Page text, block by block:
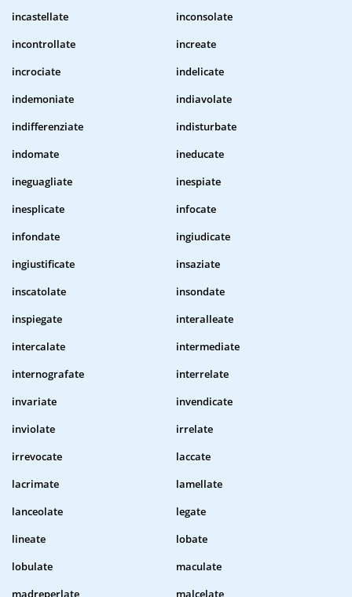
incastellate
inconsolate
incontrollate
increate
incrociate
indelicate
indemoniate
indiavolate
indifferenziate
indisturbate
indomate
ineducate
ineguagliate
inespiate
inesplicate
infocate
infondate
ingiudicate
ingiustificate
insaziate
inscatolate
insondate
inspiegate
interalleate
intercalate
intermediate
internografate
interrelate
invariate
invendicate
inviolate
irrelate
irrevocate
laccate
lacrimate
lamellate
lanceolate
legate
lineate
lobate
lobulate
maculate
madreperlate
malcelate